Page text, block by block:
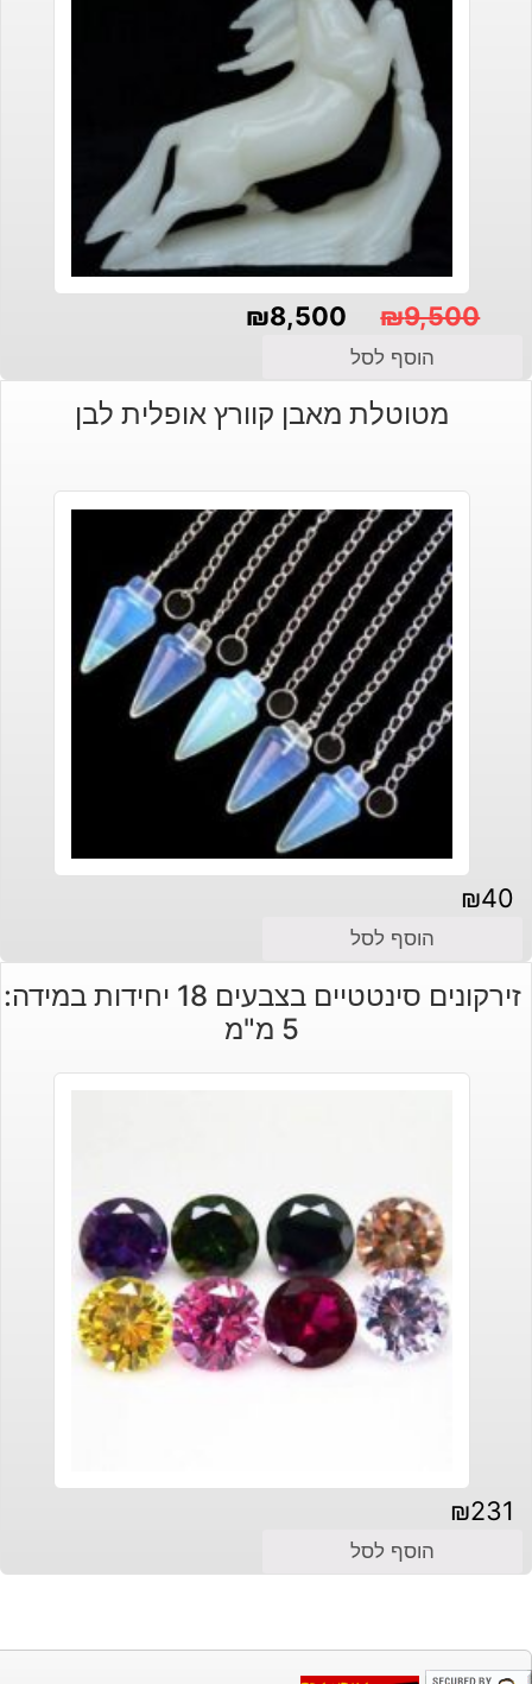
₪9,500
המקורי
₪8,500
הנוכחי
הוסף לסל
מטוטלת מאבן קוורץ אופלית לבן
₪40
הוסף לסל
זירקונים סינטטיים בצבעים 18 יחידות במידה:
5 מ"מ
₪231
הוסף לסל